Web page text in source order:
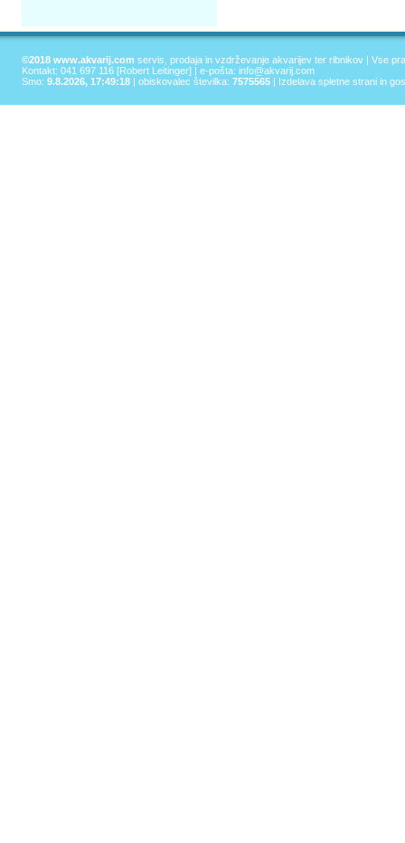
©2018 www.akvarij.com servis, prodaja in vzdrževanje akvarijev ter ribnikov | Vse
Kontakt: 041 697 116 [Robert Leitinger] | e-pošta: info@akvarij.com
Smo: 9.8.2026, 17:49:18 | obiskovalec številka: 7575565 | Izdelava spletne strani in